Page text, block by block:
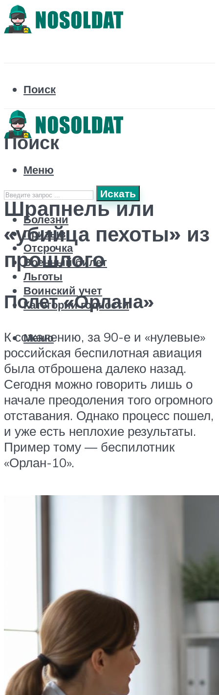
Поиск
Поиск
Искать
Болезни
Призыв
Отсрочка
Военный билет
Льготы
Воинский учет
Категории годности
Меню
Меню
Шрапнель или
«убийца пехоты» из
прошлого
Полет «Орлана»
К сожалению, за 90-е и «нулевые»
российская беспилотная авиация
была отброшена далеко назад.
Сегодня можно говорить лишь о
начале преодоления того огромного
отставания. Однако процесс пошел,
и уже есть неплохие результаты.
Пример тому — беспилотник
«Орлан-10».